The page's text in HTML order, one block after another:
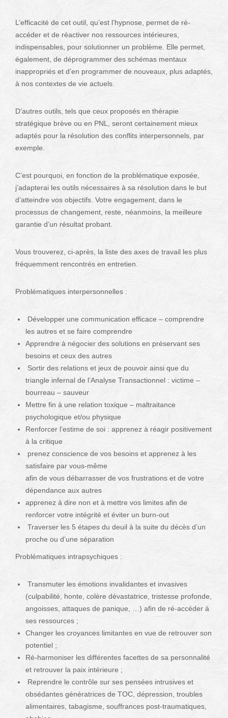
L’efficacité de cet outil, qu’est l’hypnose, permet de ré-
accéder et de réactiver nos ressources intérieures,
indispensables, pour solutionner un problème. Elle permet,
également, de déprogrammer des schémas mentaux
inappropriés et d’en programmer de nouveaux, plus adaptés,
à nos contextes de vie actuels.
D’autres outils, tels que ceux proposés en thérapie
stratégique brève ou en PNL, seront certainement mieux
adaptés pour la résolution des conflits interpersonnels, par
exemple.
C’est pourquoi, en fonction de la problématique exposée,
j’adapterai les outils nécessaires à sa résolution dans le but
d’atteindre vos objectifs. Votre engagement, dans le
processus de changement, reste, néanmoins, la meilleure
garantie d’un résultat probant.
Vous trouverez, ci-après, la liste des axes de travail les plus
fréquemment rencontrés en entretien.
Problématiques interpersonnelles :
Développer une communication efficace – comprendre
les autres et se faire comprendre
Apprendre à négocier des solutions en préservant ses
besoins et ceux des autres
Sortir des relations et jeux de pouvoir ainsi que du
triangle infernal de l’Analyse Transactionnel : victime –
bourreau – sauveur
Mettre fin à une relation toxique – maltraitance
psychologique et/ou physique
Renforcer l’estime de soi : apprenez à réagir positivement
à la critique
prenez conscience de vos besoins et apprenez à les
satisfaire par vous-même
afin de vous débarrasser de vos frustrations et de votre
dépendance aux autres
apprenez à dire non et à mettre vos limites afin de
renforcer votre intégrité et éviter un burn-out
Traverser les 5 étapes du deuil à la suite du décès d’un
proche ou d’une séparation
Problématiques intrapsychiques :
Transmuter les émotions invalidantes et invasives
(culpabilité, honte, colère dévastatrice, tristesse profonde,
angoisses, attaques de panique, …) afin de ré-accéder à
ses ressources ;
Changer les croyances limitantes en vue de retrouver son
potentiel ;
Ré-harmoniser les différentes facettes de sa personnalité
et retrouver la paix intérieure ;
Reprendre le contrôle sur ses pensées intrusives et
obsédantes génératrices de TOC, dépression, troubles
alimentaires, tabagisme, souffrances post-traumatiques,